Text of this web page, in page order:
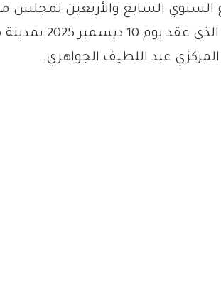
السنوي السابع والأربعين
الخدمات المالية
عبد اللطيف الجواهري.